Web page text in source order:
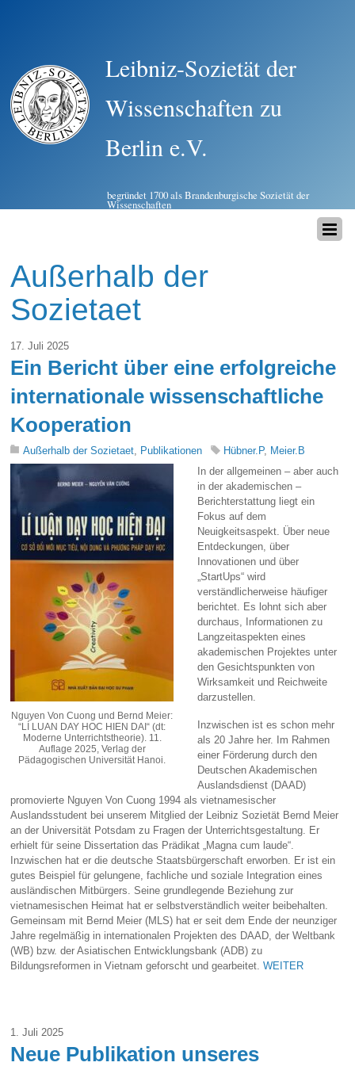
Leibniz-Sozietät der
Wissenschaften zu
Berlin e.V.
begründet 1700 als Brandenburgische Sozietät der
Wissenschaften
Außerhalb der
Sozietaet
17. Juli 2025
Ein Bericht über eine erfolgreiche
internationale wissenschaftliche
Kooperation
Außerhalb der Sozietaet, Publikationen Hübner.P, Meier.B
Nguyen Von Cuong und Bernd Meier:
“LÍ LUAN DAY HOC HIEN DAI“ (dt:
Moderne Unterrichtstheorie). 11.
Auflage 2025, Verlag der
Pädagogischen Universität Hanoi.
In der allgemeinen – aber auch
in der akademischen –
Berichterstattung liegt ein
Fokus auf dem
Neuigkeitsaspekt. Über neue
Entdeckungen, über
Innovationen und über
„StartUps“ wird
verständlicherweise häufiger
berichtet. Es lohnt sich aber
durchaus, Informationen zu
Langzeitaspekten eines
akademischen Projektes unter
den Gesichtspunkten von
Wirksamkeit und Reichweite
darzustellen.
Inzwischen ist es schon mehr
als 20 Jahre her. Im Rahmen
einer Förderung durch den
Deutschen Akademischen
Auslandsdienst (DAAD)
promovierte Nguyen Von Cuong 1994 als vietnamesischer
Auslandsstudent bei unserem Mitglied der Leibniz Sozietät Bernd Meier
an der Universität Potsdam zu Fragen der Unterrichtsgestaltung. Er
erhielt für seine Dissertation das Prädikat „Magna cum laude“.
Inzwischen hat er die deutsche Staatsbürgerschaft erworben. Er ist ein
gutes Beispiel für gelungene, fachliche und soziale Integration eines
ausländischen Mitbürgers. Seine grundlegende Beziehung zur
vietnamesischen Heimat hat er selbstverständlich weiter beibehalten.
Gemeinsam mit Bernd Meier (MLS) hat er seit dem Ende der neunziger
Jahre regelmäßig in internationalen Projekten des DAAD, der Weltbank
(WB) bzw. der Asiatischen Entwicklungsbank (ADB) zu
Bildungsreformen in Vietnam geforscht und gearbeitet.WEITER
1. Juli 2025
Neue Publikation unseres